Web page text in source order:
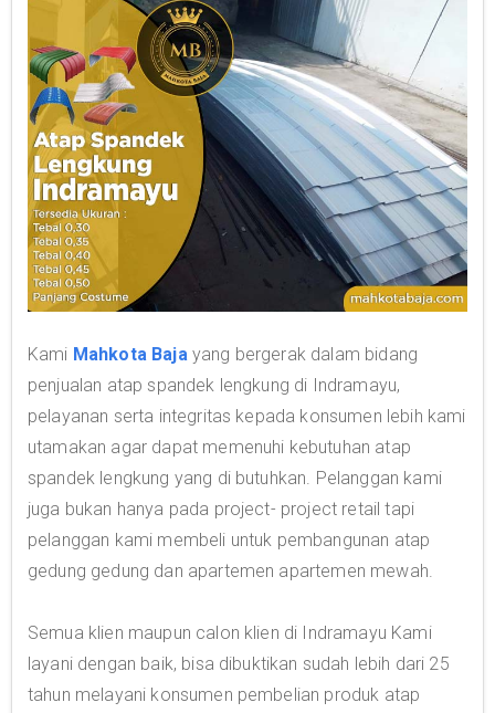
Kami Mahkota Baja yang bergerak dalam bidang
penjualan atap spandek lengkung di Indramayu,
pelayanan serta integritas kepada konsumen lebih kami
utamakan agar dapat memenuhi kebutuhan atap
spandek lengkung yang di butuhkan. Pelanggan kami
juga bukan hanya pada project- project retail tapi
pelanggan kami membeli untuk pembangunan atap
gedung gedung dan apartemen apartemen mewah.
Semua klien maupun calon klien di Indramayu Kami
layani dengan baik, bisa dibuktikan sudah lebih dari 25
tahun melayani konsumen pembelian produk atap